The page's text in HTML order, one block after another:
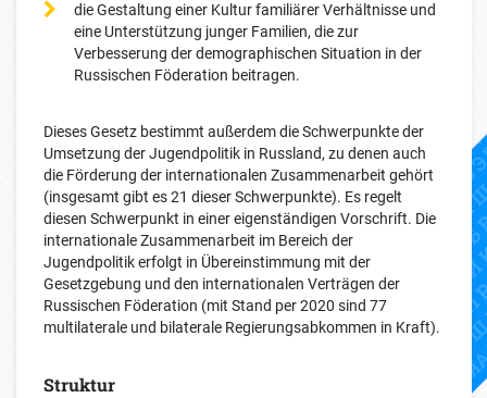
die Gestaltung einer Kultur familiärer Verhältnisse und
eine Unterstützung junger Familien, die zur
Verbesserung der demographischen Situation in der
Russischen Föderation beitragen.
Dieses Gesetz bestimmt außerdem die Schwerpunkte der
Umsetzung der Jugendpolitik in Russland, zu denen auch
die Förderung der internationalen Zusammenarbeit gehört
(insgesamt gibt es 21 dieser Schwerpunkte). Es regelt
diesen Schwerpunkt in einer eigenständigen Vorschrift. Die
internationale Zusammenarbeit im Bereich der
Jugendpolitik erfolgt in Übereinstimmung mit der
Gesetzgebung und den internationalen Verträgen der
Russischen Föderation (mit Stand per 2020 sind 77
multilaterale und bilaterale Regierungsabkommen in Kraft).
Struktur